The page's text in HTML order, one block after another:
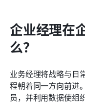
企业经理在
么？
业务经理将战略与日
程朝着同一方向前进
员，并利用数据使组